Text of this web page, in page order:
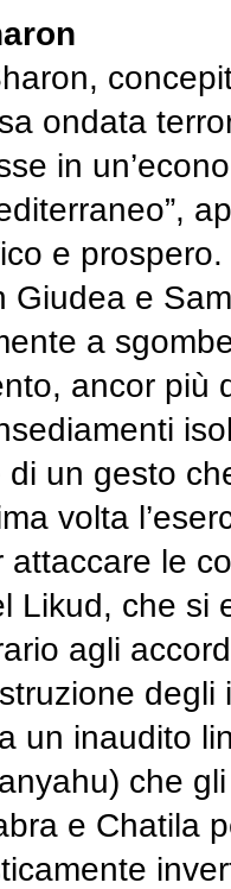
ondata
in
e
Giudea e
a
ancor più
un gesto
volta
attaccare le
Likud, che si
agli
un inaudito
che
e Chatila